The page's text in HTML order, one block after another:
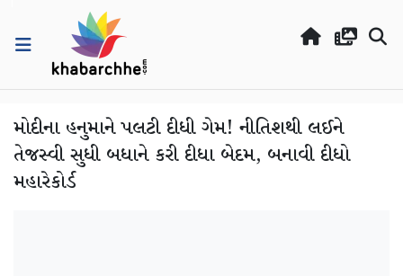
મોદીના હનુમાને પલટી દીધી ગેમ! નીતિશથી લઈને
તેજસ્વી સુધી બધાને કરી દીધા બેદમ, બનાવી દીધો
મહારેકોર્ડ